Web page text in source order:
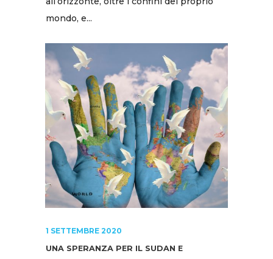
mondo, e...
1 SETTEMBRE 2020
UNA SPERANZA PER IL SUDAN E